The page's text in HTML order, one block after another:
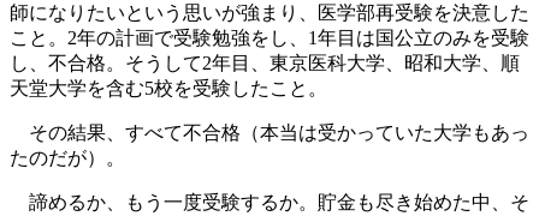
師になりたいという思いが強まり、医学部再受験を決意した
こと。2年の計画で受験勉強をし、1年目は国公立のみを受験
し、不合格。そうして2年目、東京医科大学、昭和大学、順
天堂大学を含む5校を受験したこと。
その結果、すべて不合格（本当は受かっていた大学もあっ
たのだが）。
諦めるか、もう一度受験するか。貯金も尽き始めた中、そ